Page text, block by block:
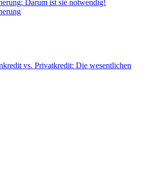
Darum ist sie notwendig!
vs. Privatkredit: Die wesentlichen